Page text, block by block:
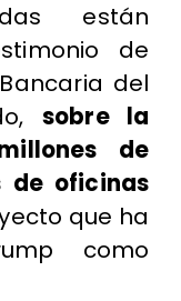
están
de
del
sobre la
de
de oficinas
que ha
como